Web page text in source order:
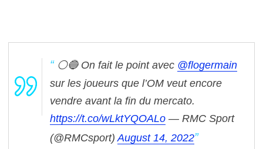
⚪🔵 On fait le point avec @flogermain
sur les joueurs que l’OM veut encore
vendre avant la fin du mercato.
https://t.co/wLktYQOALo — RMC Sport
(@RMCsport) August 14, 2022